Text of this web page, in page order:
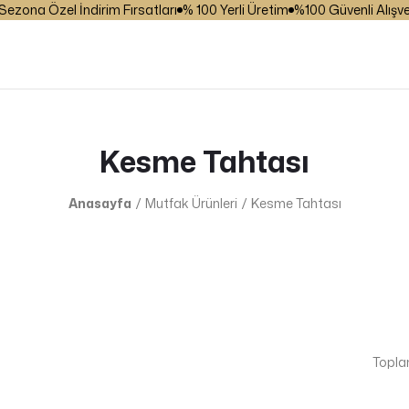
Özel İndirim Fırsatları % 100 Yerli Üretim %100 Güvenli
Kesme Tahtası
Anasayfa Mutfak Ürünleri Kesme Tahtası